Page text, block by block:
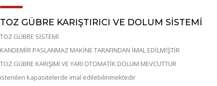
TOZ GÜBRE KARIŞTIRICI VE DOLUM SİSTEMİ
TOZ GÜBRE SİSTEMİ
KANDEMİR PASLANMAZ MAKİNE TARAFINDAN İMAL EDİLMİŞTİR
TOZ GÜBRE KARIŞIMI VE YARI OTOMATİK DOLUM MEVCUTTUR
istenilen kapasitelerde imal edilebilinmektedir